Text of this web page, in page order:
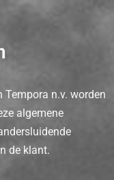
Tempora n.v. worden
algemene
de klant.